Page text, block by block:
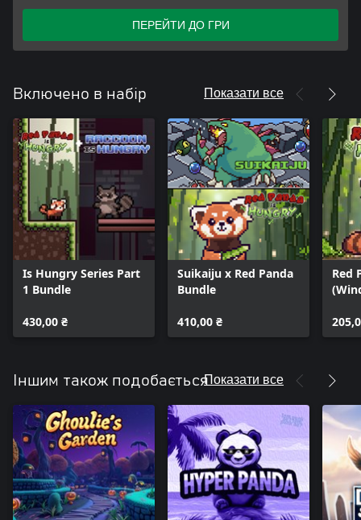
ПЕРЕЙТИ ДО ГРИ
Включено в набір Показати все
Is Hungry Series Part
1 Bundle
430,00 ₴
Suikaiju x Red Panda
Bundle
410,00 ₴
Red
Іншим також подобаєтьсяПоказати все